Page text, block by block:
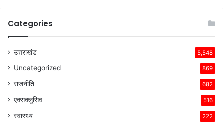
Categories
उत्तराखंड 5,548
Uncategorized 869
राजनीति 682
एक्सक्लुसिव 516
स्वास्थ्य 222